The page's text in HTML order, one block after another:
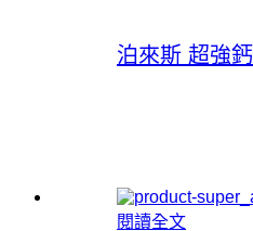
泊來斯 超強鈣
閱讀全文